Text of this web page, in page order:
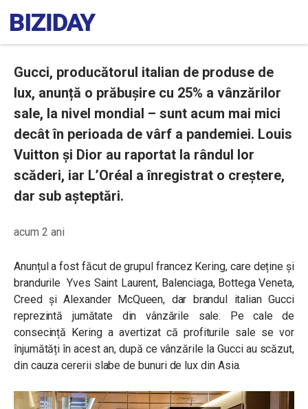
Gucci, producătorul italian de produse de
lux, anunță o prăbușire cu 25% a vânzărilor
sale, la nivel mondial – sunt acum mai mici
decât în perioada de vârf a pandemiei. Louis
Vuitton și Dior au raportat la rândul lor
scăderi, iar L’Oréal a înregistrat o creștere,
dar sub așteptări.
acum 2 ani
Anunțul a fost făcut de grupul francez Kering, care deține și
brandurile Yves Saint Laurent, Balenciaga, Bottega Veneta,
Creed și Alexander McQueen, dar brandul italian Gucci
reprezintă jumătate din vânzările sale. Pe cale de
consecință Kering a avertizat că profiturile sale se vor
înjumătăți în acest an, după ce vânzările la Gucci au scăzut,
din cauza cererii slabe de bunuri de lux din Asia.